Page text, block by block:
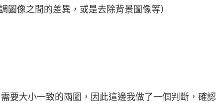
圖像之間的差異，或是去除背景圖像等）
要大小一致的兩圖，因此這邊我做了一個判斷，確認